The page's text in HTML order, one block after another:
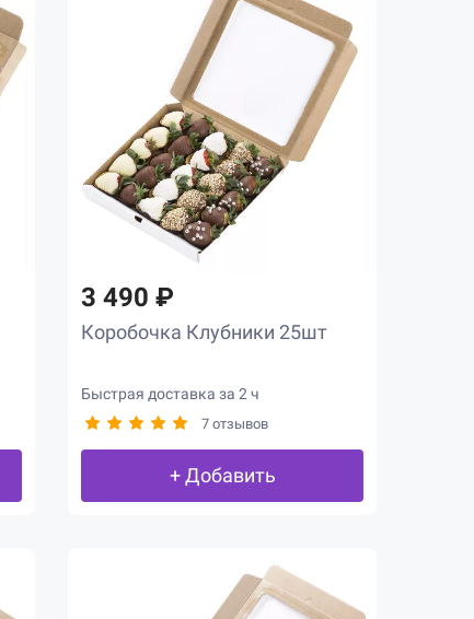
3 490 ₽
Коробочка Клубники 25шт
Быстрая доставка за 2 ч
7 отзывов
+ Добавить